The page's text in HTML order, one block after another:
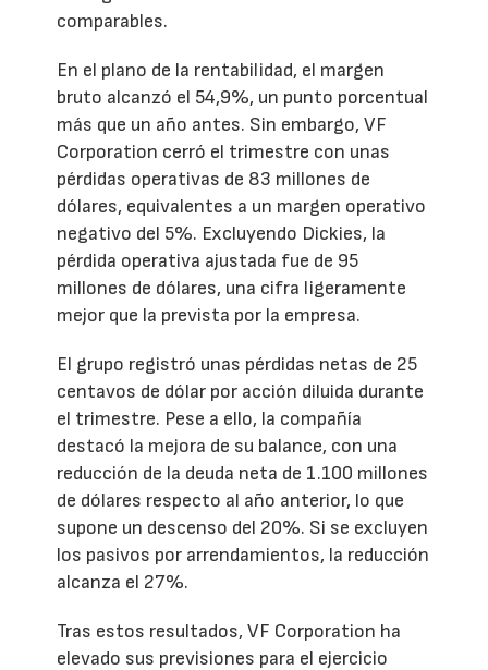
comparables.
En el plano de la rentabilidad, el margen
bruto alcanzó el 54,9%, un punto porcentual
más que un año antes. Sin embargo, VF
Corporation cerró el trimestre con unas
pérdidas operativas de 83 millones de
dólares, equivalentes a un margen operativo
negativo del 5%. Excluyendo Dickies, la
pérdida operativa ajustada fue de 95
millones de dólares, una cifra ligeramente
mejor que la prevista por la empresa.
El grupo registró unas pérdidas netas de 25
centavos de dólar por acción diluida durante
el trimestre. Pese a ello, la compañía
destacó la mejora de su balance, con una
reducción de la deuda neta de 1.100 millones
de dólares respecto al año anterior, lo que
supone un descenso del 20%. Si se excluyen
los pasivos por arrendamientos, la reducción
alcanza el 27%.
Tras estos resultados, VF Corporation ha
elevado sus previsiones para el ejercicio